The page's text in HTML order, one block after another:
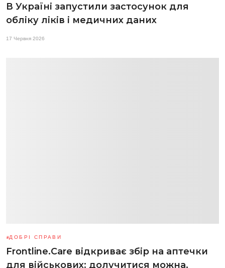
В Україні запустили застосунок для
обліку ліків і медичних даних
17 Червня 2026
ДОБРІ СПРАВИ
Frontline.Care відкриває збір на аптечки
для військових: долучитися можна,